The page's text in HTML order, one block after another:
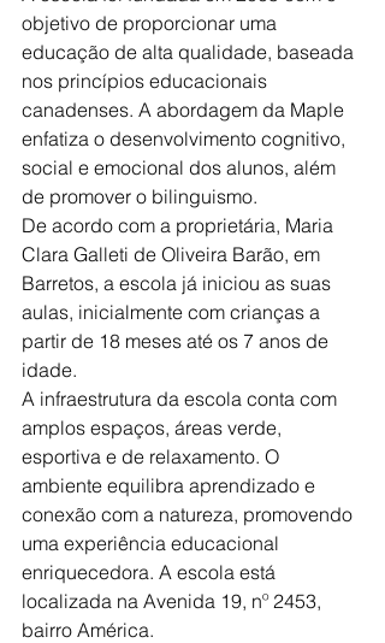
objetivo de proporcionar uma
educação de alta qualidade, baseada
nos princípios educacionais
canadenses. A abordagem da Maple
enfatiza o desenvolvimento cognitivo,
social e emocional dos alunos, além
de promover o bilinguismo.
De acordo com a proprietária, Maria
Clara Galleti de Oliveira Barão, em
Barretos, a escola já iniciou as suas
aulas, inicialmente com crianças a
partir de 18 meses até os 7 anos de
idade.
A infraestrutura da escola conta com
amplos espaços, áreas verde,
esportiva e de relaxamento. O
ambiente equilibra aprendizado e
conexão com a natureza, promovendo
uma experiência educacional
enriquecedora. A escola está
localizada na Avenida 19, nº 2453,
bairro América.